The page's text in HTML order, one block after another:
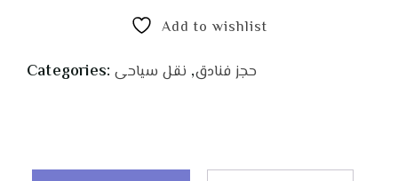
on
customer
Add to wishlist
Categories: حجز فنادق, نقل سياحى